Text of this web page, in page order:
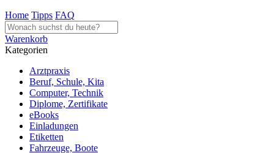
Home Tipps FAQ
Warenkorb
Kategorien
Arztpraxis
Beruf, Schule, Kita
Computer, Technik
Diplome, Zertifikate
eBooks
Einladungen
Etiketten
Fahrzeuge, Boote